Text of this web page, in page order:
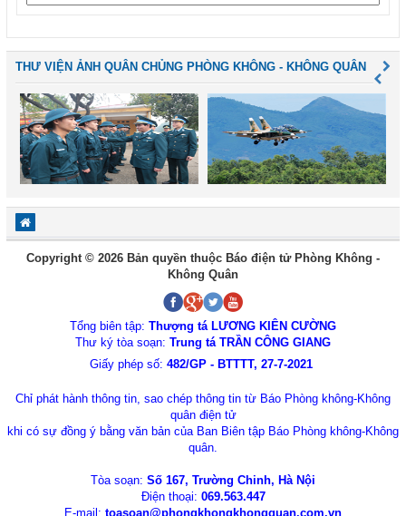
THƯ VIỆN ẢNH QUÂN CHỦNG PHÒNG KHÔNG - KHÔNG QUÂN
Copyright © 2026 Bản quyền thuộc Báo điện tử Phòng Không -
Không Quân
Tổng biên tập: Thượng tá LƯƠNG KIÊN CƯỜNG
Thư ký tòa soạn: Trung tá TRẦN CÔNG GIANG
Giấy phép số: 482/GP - BTTTT, 27-7-2021
Chỉ phát hành thông tin, sao chép thông tin từ Báo Phòng không-Không
quân điện tử
khi có sự đồng ý bằng văn bản của Ban Biên tập Báo Phòng không-Không
quân.
Tòa soạn: Số 167, Trường Chinh, Hà Nội
Điện thoại: 069.563.447
E-mail: toasoan@phongkhongkhongquan.com.vn